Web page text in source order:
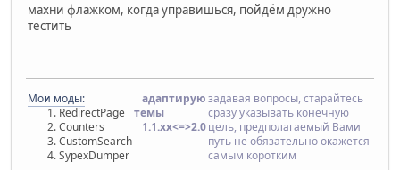
махни флажком, когда управишься, пойдём дружно
тестить
Мои моды:
RedirectPage
Counters
CustomSearch
SypexDumper
адаптирую
темы
1.1.хx<=>2.0
задавая вопросы, старайтесь
сразу указывать конечную
цель, предполагаемый Вами
путь не обязательно окажется
самым коротким